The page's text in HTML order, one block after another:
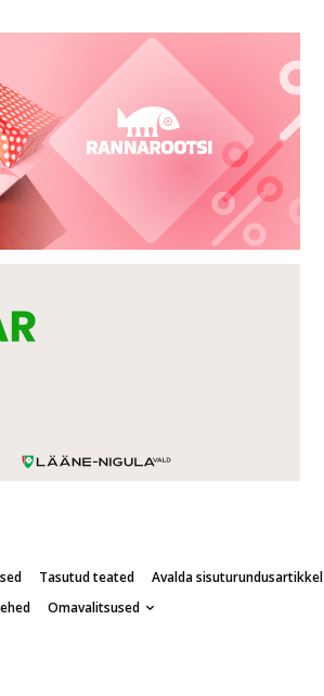
Tasutud teated
Avalda sisuturundusartikkel
Omavalitsused